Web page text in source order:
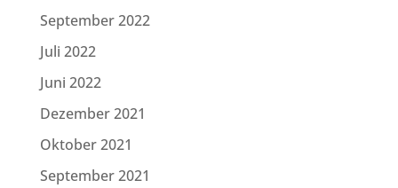
September 2022
Juli 2022
Juni 2022
Dezember 2021
Oktober 2021
September 2021